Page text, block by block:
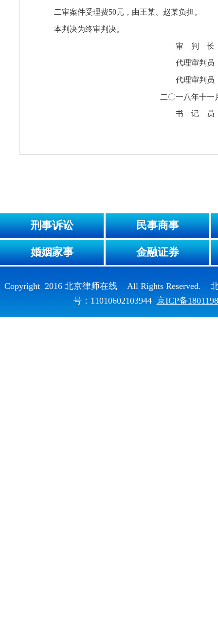
二审案件受理费50元，由王某、赵某负担。
本判决为终审判决。
审 判
代理审
代理审判
二〇一八年十一
书 记
刑事诉讼 民事商事
婚姻家事 金融证券
Copyright 2016 北京律师在线 All Rights Reserved.
号：11010602103944 京ICP备